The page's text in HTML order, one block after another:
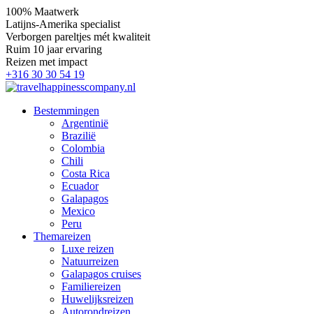
100% Maatwerk
Latijns-Amerika specialist
Verborgen pareltjes mét kwaliteit
Ruim 10 jaar ervaring
Reizen met impact
+316 30 30 54 19
Bestemmingen
Argentinië
Brazilië
Colombia
Chili
Costa Rica
Ecuador
Galapagos
Mexico
Peru
Themareizen
Luxe reizen
Natuurreizen
Galapagos cruises
Familiereizen
Huwelijksreizen
Autorondreizen